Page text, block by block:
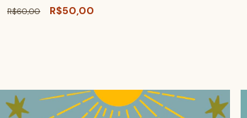
R$60,00 R$50,00